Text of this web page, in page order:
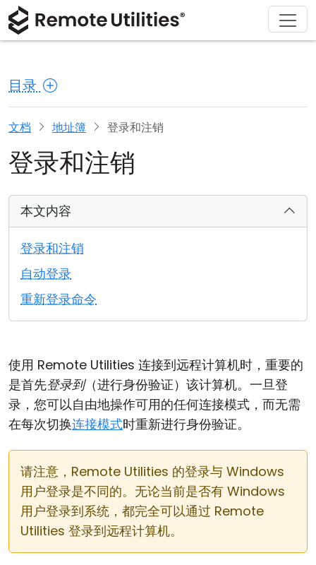
目录
文档 地址簿 登录和注销
登录和注销
本文内容
登录和注销
自动登录
重新登录命令
使用 Remote Utilities 连接到远程计算机时，重要的
是首先登录到（进行身份验证）该计算机。一旦登
录，您可以自由地操作可用的任何连接模式，而无需
在每次切换连接模式时重新进行身份验证。
请注意，Remote Utilities 的登录与 Windows
用户登录是不同的。无论当前是否有 Windows
用户登录到系统，都完全可以通过 Remote
Utilities 登录到远程计算机。
产品
安全性
截图
发行说明
连接模式
无人值守访问
Active Directory 支持
MSI 配置
解决方案
制造业与零售
医疗保健
教育与政府
信息技术
下载
macOS
Linux
iOS/Android
购买
许可证助手
升级您的许可证
支持
文档
知识库
关于
新闻发布室
撰写评论